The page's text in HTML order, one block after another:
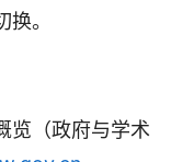
。
览（政府与学术